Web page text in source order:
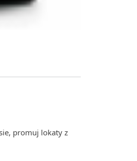
promuj lokaty z